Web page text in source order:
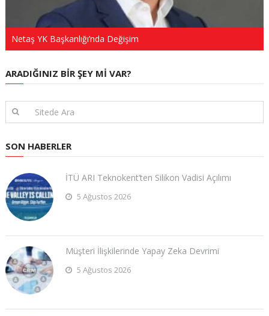
Netaş YK Başkanlığı’nda Değişim
ARADIĞINIZ BIR ŞEY MI VAR?
SON HABERLER
İTÜ ARI Teknokent’ten Silikon Vadisi Açılımı
5 Ağustos 2026
Müşteri İlişkilerinde Yapay Zeka Devrimi
5 Ağustos 2026